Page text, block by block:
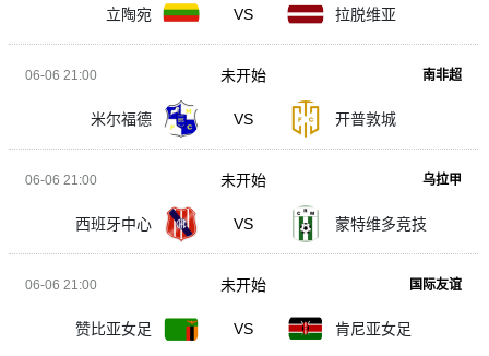
立陶宛 VS 拉脱维亚
06-06 21:00 南非超
米尔福德 VS 开普敦城
未开始
06-06 21:00 乌拉甲
西班牙中心 VS 蒙特维多竞技
未开始
06-06 21:00 国际友谊
赞比亚女足 VS 肯尼亚女足
未开始